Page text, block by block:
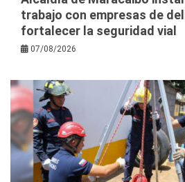
trabajo con empresas de
fortalecer la seguridad vial
07/08/2026